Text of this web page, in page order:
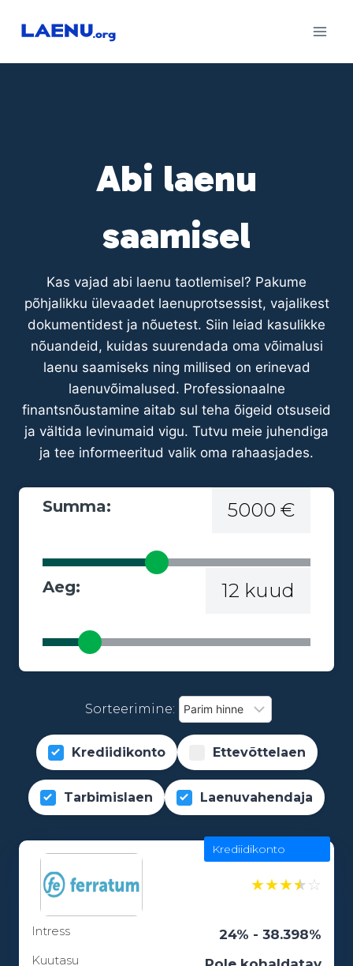
Abi laenu
saamisel
Kas vajad abi laenu taotlemisel? Pakume
põhjalikku ülevaadet laenuprotsessist, vajalikest
dokumentidest ja nõuetest. Siin leiad kasulikke
nõuandeid, kuidas suurendada oma võimalusi
laenu saamiseks ning millised on erinevad
laenuvõimalused. Professionaalne
finantsnõustamine aitab sul teha õigeid otsuseid
ja vältida levinumaid vigu. Tutvu meie juhendiga
ja tee informeeritud valik oma rahaasjades.
Summa: 5000 €
Aeg: 12 kuud
Sorteerimine:
Krediidikonto Ettevõttelaen
Tarbimislaen Laenuvahendaja
★★★★☆
Intress 24% - 38.398%
Kuutasu
Krediidikonto